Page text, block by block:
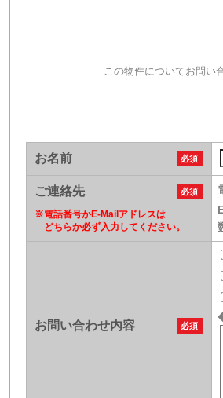
この物件についてお問い
お名前 必須
ご連絡先 必須
※電話番号かE-Mailアドレスは
どちらか必ず入力してください。
お問い合わせ内容 必須